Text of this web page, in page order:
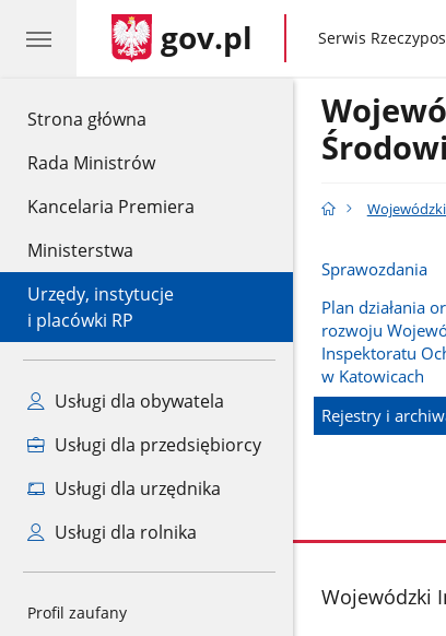
Strona główna
Rada Ministrów
Kancelaria Premiera
Ministerstwa
Urzędy, instytucje
i placówki RP
Usługi dla obywatela
Usługi dla przedsiębiorcy
Usługi dla urzędnika
Usługi dla rolnika
Profil zaufany
gov.pl gov.pl
Serwis
Sprawozdania
Plan działania
rozwoju
Inspektoratu
w Katowicach
Rejestry i
stopka
Wojewódzki